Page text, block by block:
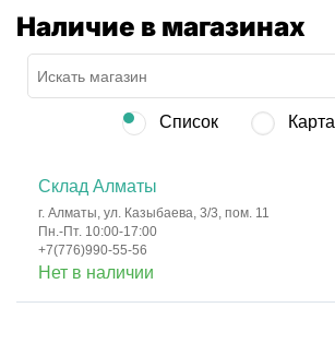
Наличие в магазинах
Список Карта
Склад Алматы
г. Алматы, ул. Казыбаева, 3/3, пом. 11
Пн.-Пт. 10:00-17:00
+7(776)990-55-56
Нет в наличии